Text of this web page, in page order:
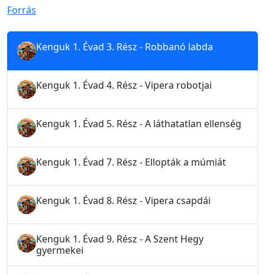
Forrás
Kenguk 1. Évad 3. Rész - Robbanó labda
Kenguk 1. Évad 4. Rész - Vipera robotjai
Kenguk 1. Évad 5. Rész - A láthatatlan ellenség
Kenguk 1. Évad 7. Rész - Ellopták a múmiát
Kenguk 1. Évad 8. Rész - Vipera csapdái
Kenguk 1. Évad 9. Rész - A Szent Hegy
gyermekei